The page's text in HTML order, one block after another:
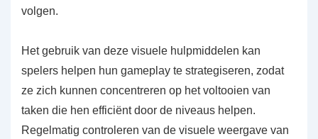
volgen.
Het gebruik van deze visuele hulpmiddelen kan
spelers helpen hun gameplay te strategiseren, zodat
ze zich kunnen concentreren op het voltooien van
taken die hen efficiënt door de niveaus helpen.
Regelmatig controleren van de visuele weergave van